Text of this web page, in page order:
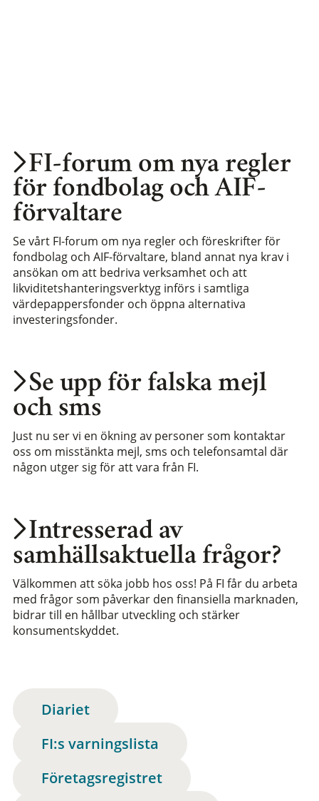
Intresserad av
samhällsaktuella frågor?
Välkommen att söka jobb hos oss! På FI får du arbeta
med frågor som påverkar den finansiella marknaden,
bidrar till en hållbar utveckling och stärker
konsumentskyddet.
Se upp för falska mejl
och sms
Just nu ser vi en ökning av personer som kontaktar
oss om misstänkta mejl, sms och telefonsamtal där
någon utger sig för att vara från FI.
FI-forum om nya regler
för fondbolag och AIF-
förvaltare
Se vårt FI-forum om nya regler och föreskrifter för
fondbolag och AIF-förvaltare, bland annat nya krav i
ansökan om att bedriva verksamhet och att
likviditetshanteringsverktyg införs i samtliga
värdepappersfonder och öppna alternativa
investeringsfonder.
Diariet
FI:s varningslista
Företagsregistret